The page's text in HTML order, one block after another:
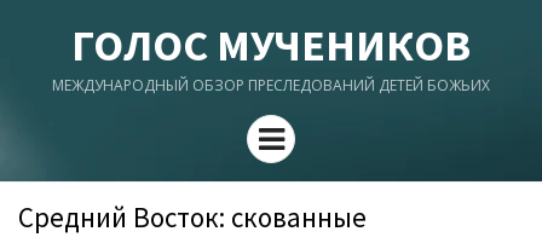
ГОЛОС МУЧЕНИКОВ
МЕЖДУНАРОДНЫЙ ОБЗОР ПРЕСЛЕДОВАНИЙ ДЕТЕЙ БОЖЬИХ
Menu
Средний Восток: скованные